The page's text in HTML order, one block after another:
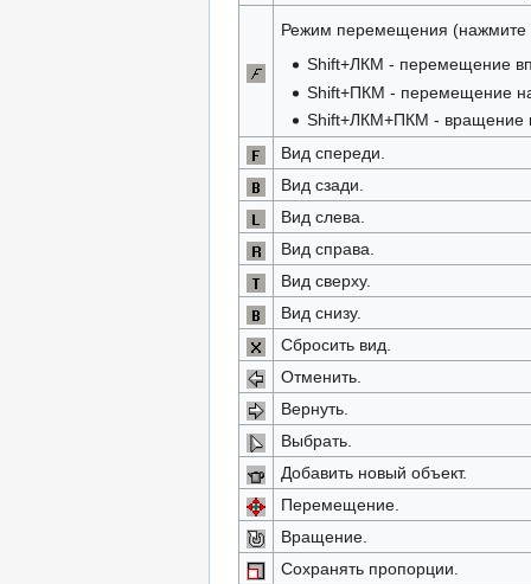
Режим перемещения (нажмите
Shift+ЛКМ - перемещение
Shift+ПКМ - перемещение
Shift+ЛКМ+ПКМ - вращение
Вид спереди.
Вид сзади.
Вид слева.
Вид справа.
Вид сверху.
Вид снизу.
Сбросить вид.
Отменить.
Вернуть.
Выбрать.
Добавить новый объект.
Перемещение.
Вращение.
Сохранять пропорции.